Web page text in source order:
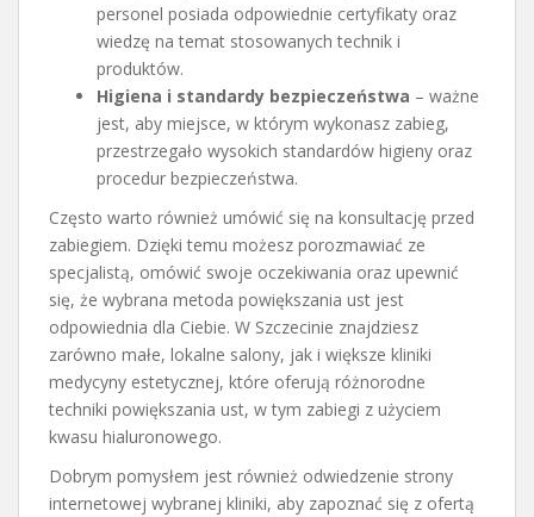
personel posiada odpowiednie certyfikaty oraz
wiedzę na temat stosowanych technik i
produktów.
Higiena i standardy bezpieczeństwa – ważne
jest, aby miejsce, w którym wykonasz zabieg,
przestrzegało wysokich standardów higieny oraz
procedur bezpieczeństwa.
Często warto również umówić się na konsultację przed
zabiegiem. Dzięki temu możesz porozmawiać ze
specjalistą, omówić swoje oczekiwania oraz upewnić
się, że wybrana metoda powiększania ust jest
odpowiednia dla Ciebie. W Szczecinie znajdziesz
zarówno małe, lokalne salony, jak i większe kliniki
medycyny estetycznej, które oferują różnorodne
techniki powiększania ust, w tym zabiegi z użyciem
kwasu hialuronowego.
Dobrym pomysłem jest również odwiedzenie strony
internetowej wybranej kliniki, aby zapoznać się z ofertą